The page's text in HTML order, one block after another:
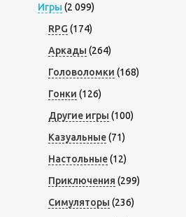
Игры (2 099)
RPG (174)
Аркады (264)
Головоломки (168)
Гонки (126)
Другие игры (100)
Казуальные(71)
Настольные(12)
Приключения (299)
Симуляторы (236)